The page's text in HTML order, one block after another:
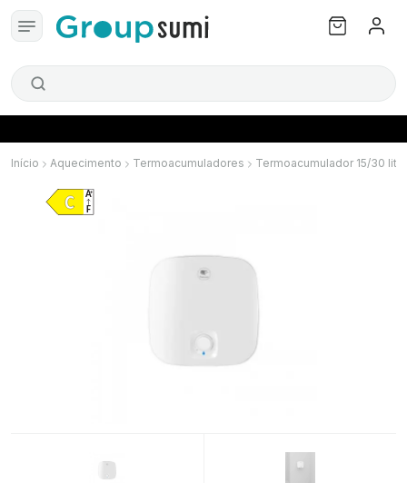
Início Aquecimento Termoacumuladores Termoacumulador 15/30